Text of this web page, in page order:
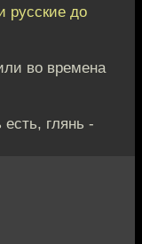
русские до
во времена
глянь -